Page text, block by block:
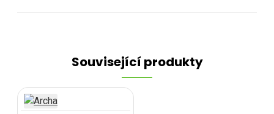
Související produkty